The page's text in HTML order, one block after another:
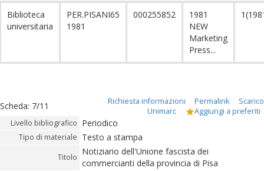
Biblioteca
universitaria
PER.PISANI65
1981
000255852
1981
NEW
Marketing
Press...
Scheda: 7/11 Richiesta informazioni Permalink
Scarico
Unimarc
Aggiungi a preferiti
Livello bibliografico Periodico
Tipo di materiale Testo a stampa
Titolo
Notiziario dell'Unione fascista dei
commercianti della provincia di Pisa